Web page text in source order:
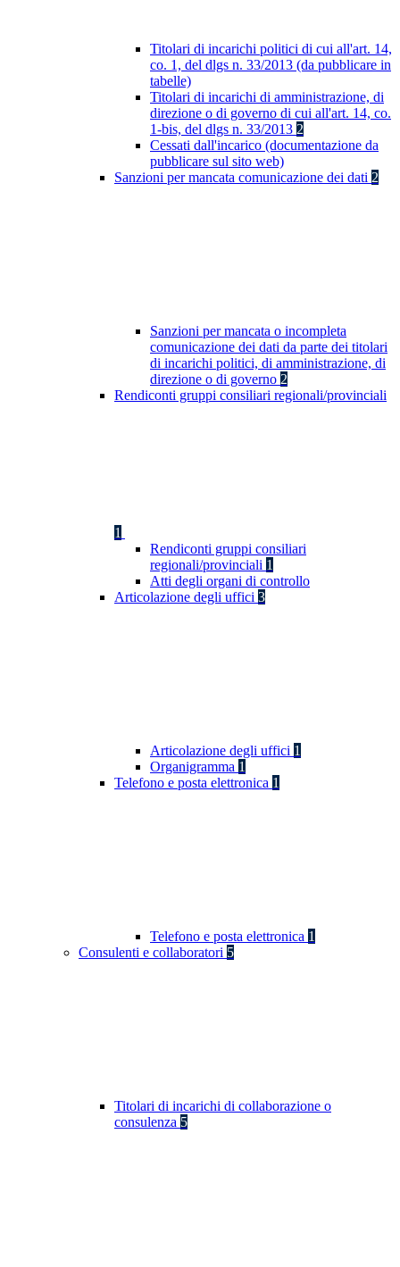
Titolari di incarichi politici di cui all'art. 14,
co. 1, del dlgs n. 33/2013 (da pubblicare in
tabelle)
Titolari di incarichi di amministrazione, di
direzione o di governo di cui all'art. 14, co.
1-bis, del dlgs n. 33/2013 2
Cessati dall'incarico (documentazione da
pubblicare sul sito web)
Sanzioni per mancata comunicazione dei dati 2
Sanzioni per mancata o incompleta
comunicazione dei dati da parte dei titolari
di incarichi politici, di amministrazione, di
direzione o di governo 2
Rendiconti gruppi consiliari regionali/provinciali
1
Rendiconti gruppi consiliari
regionali/provinciali 1
Atti degli organi di controllo
Articolazione degli uffici 3
Articolazione degli uffici 1
Organigramma 1
Telefono e posta elettronica 1
Telefono e posta elettronica 1
Consulenti e collaboratori 5
Titolari di incarichi di collaborazione o
consulenza 5